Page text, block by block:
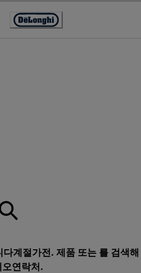
Accessibility
계절가전. 제품 또는 를 검색해
오연락처 .